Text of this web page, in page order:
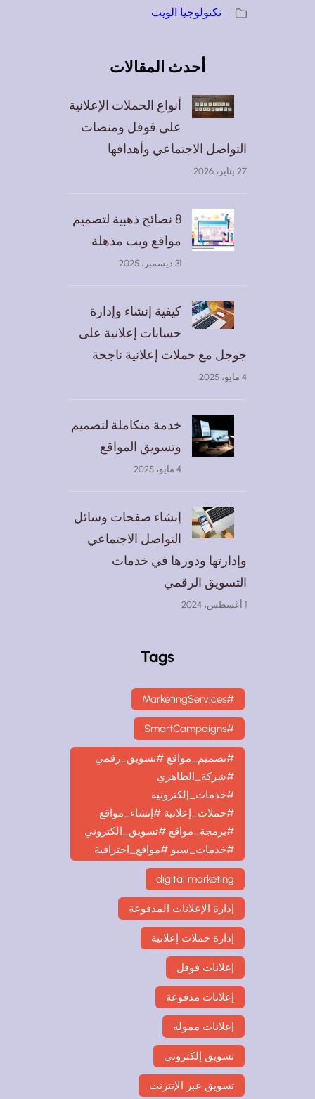
تكنولوجيا الويب
أحدث المقالات
أنواع الحملات الإعلانية
على قوقل ومنصات
التواصل الاجتماعي وأهدافها
8 نصائح ذهبية لتصميم
مواقع ويب مذهلة
كيفية إنشاء وإدارة
حسابات إعلانية على
جوجل مع حملات إعلانية ناجحة
خدمة متكاملة لتصميم
وتسويق المواقع
إنشاء صفحات وسائل
التواصل الاجتماعي
وإدارتها ودورها في خدمات
التسويق الرقمي
Tags
#تصميم_مواقع #تسويق_رقمي
#شركة_الطاهري
#خدمات_إلكترونية
#حملات_إعلانية #إنشاء_مواقع
#برمجة_مواقع #تسويق_الكتروني
#خدمات_سيو #مواقع_احترافية
digital marketing
إدارة الإعلانات المدفوعة
إدارة حملات إعلانية
إعلانات قوقل
إعلانات مدفوعة
إعلانات ممولة
تسويق إلكتروني
تسويق عبر الإنترنت